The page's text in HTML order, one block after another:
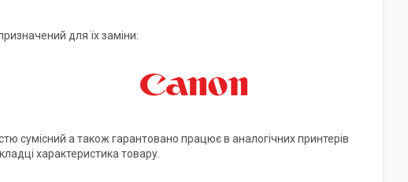
призначений для їх заміни:
сумісний а також гарантовано працює в аналогічних принтерів
характеристика товару.